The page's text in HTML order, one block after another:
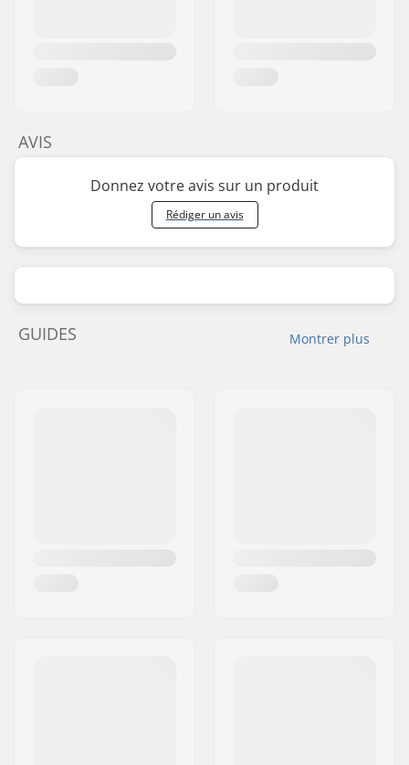
AVIS
Donnez votre avis sur un produit
Rédiger un avis
Montrer plus
GUIDES